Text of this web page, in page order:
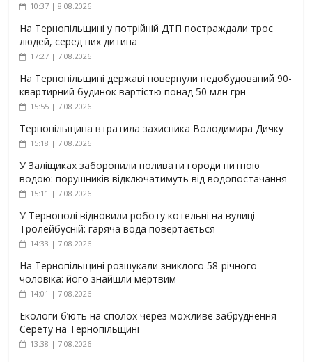
10:37 | 8.08.2026
На Тернопільщині у потрійній ДТП постраждали троє
людей, серед них дитина
17:27 | 7.08.2026
На Тернопільщині державі повернули недобудований 90-
квартирний будинок вартістю понад 50 млн грн
15:55 | 7.08.2026
Тернопільщина втратила захисника Володимира Дичку
15:18 | 7.08.2026
У Заліщиках заборонили поливати городи питною
водою: порушників відключатимуть від водопостачання
15:11 | 7.08.2026
У Тернополі відновили роботу котельні на вулиці
Тролейбусній: гаряча вода повертається
14:33 | 7.08.2026
На Тернопільщині розшукали зниклого 58-річного
чоловіка: його знайшли мертвим
14:01 | 7.08.2026
Екологи б’ють на сполох через можливе забруднення
Серету на Тернопільщині
13:38 | 7.08.2026